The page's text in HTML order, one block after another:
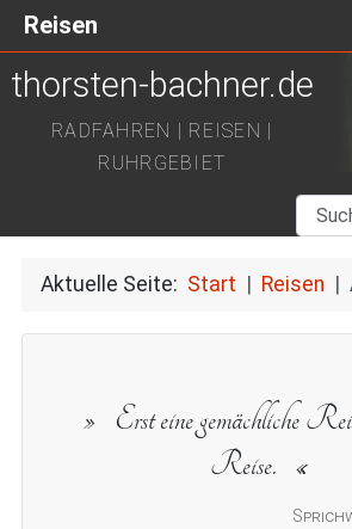
thorsten-bachner.de
RADFAHREN | REISEN |
RUHRGEBIET
Aktuelle Seite: Start Reisen
Erst eine gemächliche
Reise.
Reisen